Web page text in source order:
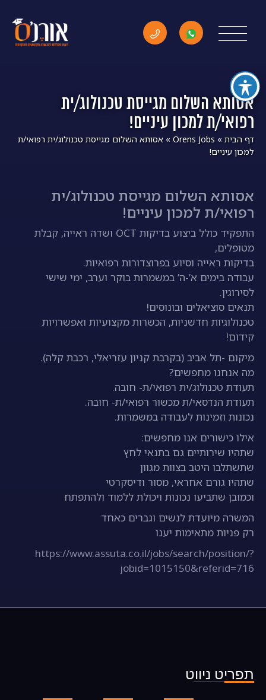
אסותא השלום מגייסת טכנולוג/ית
רפואי/ת למכון עיניים!
דף הבית »
Orens Jobs
» אסותא השלום מגייסת טכנולוג/ית רפואי/ת
למכון עיניים!
אסותא השלום מגייסת טכנולוג/ית
רפואי/ת למכון עיניים!
התפקיד כולל ביצוע בדיקות OCT ושדה ראייה, קבלת
מטופלים,
בדיקות ראייה וסיוע בפרוצדורות רפואיות.
עבודה בימים א’-ה’ במשמרות בוקר וערב, ימי שישי
לסירוגין.
תנאים סוציאלים ובונוסים!
טכנולוגיות חדשניות, הכשרות מקצועיות ואפשרויות
קידום!
מיקום -תל אביב (בקרבת קניון עזריאלי, רכבת קלה).
מה אנחנו מחפשים?
תעודת טכנולוג/ית רפואי/ת- חובה.
תעודת הנדסאי/ת מכשור רפואי/ת- חובה.
נכונות וזמינות לעבודה במשמרות.
אילו כישורים אנו מחפשים:
שתהיו שירותיים גם בתנאי לחץ
שתשתלבו היטב בצוות מגוון
שתהיו גורם אחראי, מסור ודיסקרטי
וכמובן שתביעו נכונות ויכולת ללמוד ולהתפתח
המשרה מיועדת לנשים וגברים כאחד
רק פניות מתאימות יענו
https://www.assuta.co.il/jobs/search/position/?
jobid=1015150&referid=716
תפריט ניווט